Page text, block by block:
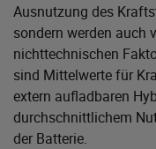
Ausnutzung des
sondern werden auch
nichttechnischen
sind Mittelwerte für
extern aufladbaren
durchschnittlichem
der Batterie.